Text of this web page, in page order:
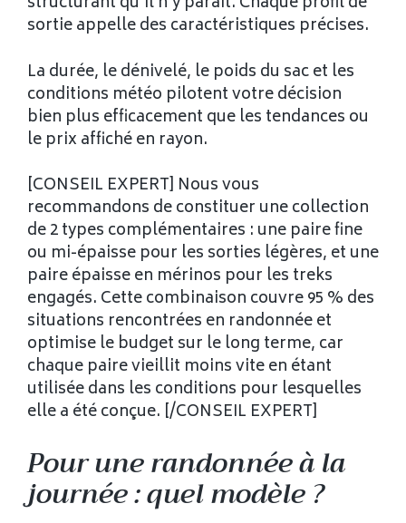
sortie appelle des caractéristiques précises.
La durée, le dénivelé, le poids du sac et les
conditions météo pilotent votre décision
bien plus efficacement que les tendances ou
le prix affiché en rayon.
[CONSEIL EXPERT] Nous vous
recommandons de constituer une collection
de 2 types complémentaires : une paire fine
ou mi-épaisse pour les sorties légères, et une
paire épaisse en mérinos pour les treks
engagés. Cette combinaison couvre 95 % des
situations rencontrées en randonnée et
optimise le budget sur le long terme, car
chaque paire vieillit moins vite en étant
utilisée dans les conditions pour lesquelles
elle a été conçue. [/CONSEIL EXPERT]
Pour une randonnée à la
journée : quel modèle ?